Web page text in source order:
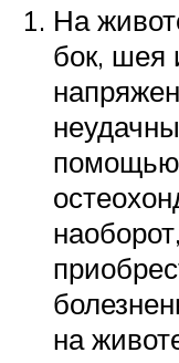
На
бок, шея
помощью
на